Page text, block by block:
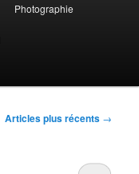
Photographie
Articles plus récents →